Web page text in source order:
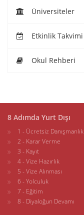
Üniversiteler
Etkinlik Takvimi
Okul Rehberi
8 Adımda Yurt Dışı
1 - Ücretsiz Danışmanlık
2 - Karar Verme
3 - Kayıt
4 - Vize Hazırlık
5 - Vize Alınması
6 - Yolculuk
7 - Eğitim
8 - Diyaloğun Devamı